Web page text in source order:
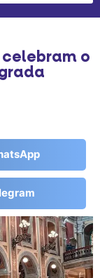
celebram o